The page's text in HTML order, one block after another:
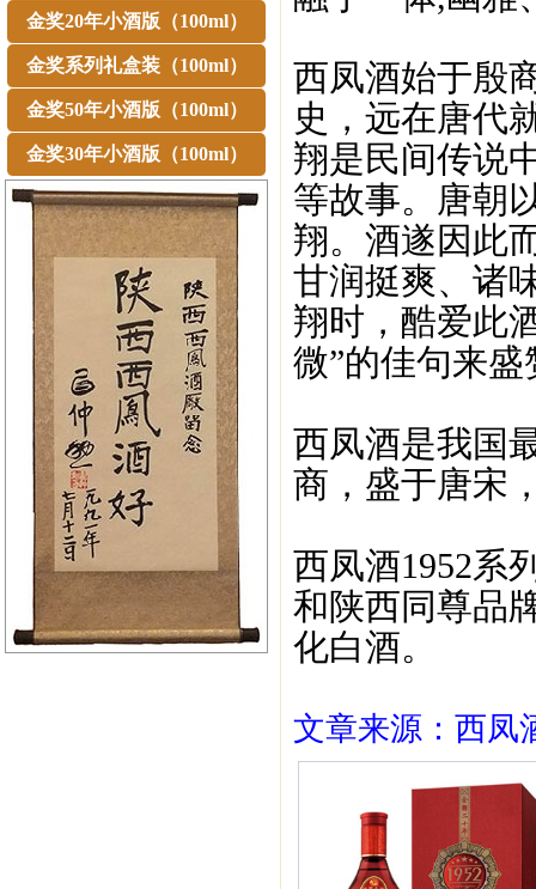
金奖20年小酒版（100ml）
金奖系列礼盒装（100ml）
金奖50年小酒版（100ml）
金奖30年小酒版（100ml）
西凤酒始于殷
史，远在唐代
翔是民间传说
等故事。唐朝
翔。酒遂因此
甘润挺爽、诸
翔时，酷爱此
微”的佳句来
西凤酒是我国
商，盛于唐宋
西凤酒1952系
和陕西同尊品
化白酒。
文章来源：西凤